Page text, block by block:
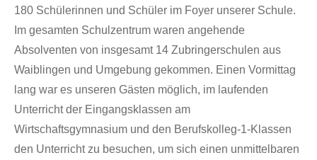
180 Schülerinnen und Schüler im Foyer unserer Schule.
Im gesamten Schulzentrum waren angehende
Absolventen von insgesamt 14 Zubringerschulen aus
Waiblingen und Umgebung gekommen. Einen Vormittag
lang war es unseren Gästen möglich, im laufenden
Unterricht der Eingangsklassen am
Wirtschaftsgymnasium und den Berufskolleg-1-Klassen
den Unterricht zu besuchen, um sich einen unmittelbaren